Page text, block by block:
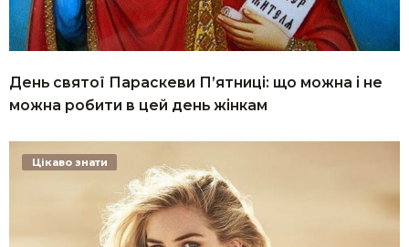
День святої Параскеви П’ятниці: що можна і не
можна робити в цей день жінкам
Цікаво знати